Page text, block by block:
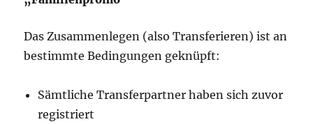
Das Zusammenlegen (also Transferieren) ist an
bestimmte Bedingungen geknüpft:
Sämtliche Transferpartner haben sich zuvor
registriert